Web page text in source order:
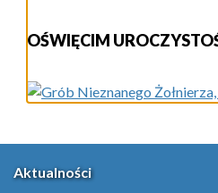
OŚWIĘCIM
Aktualności